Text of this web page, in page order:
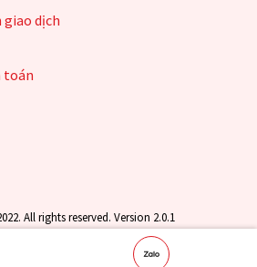
giao dịch
toán
All rights reserved. Version 2.0.1